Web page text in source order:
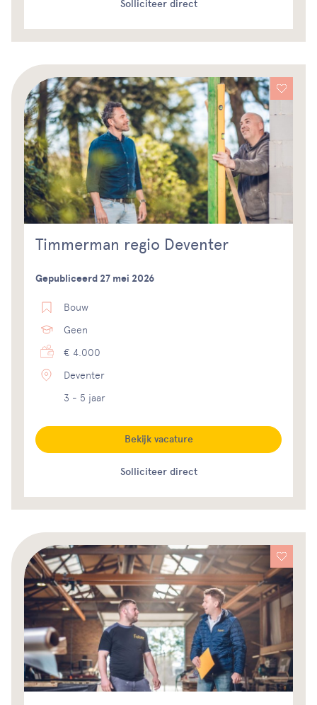
Solliciteer direct
Timmerman regio Deventer
Gepubliceerd 27 mei 2026
Bouw
Geen
€ 4.000
Deventer
3 - 5 jaar
Solliciteer direct
Bekijk vacature